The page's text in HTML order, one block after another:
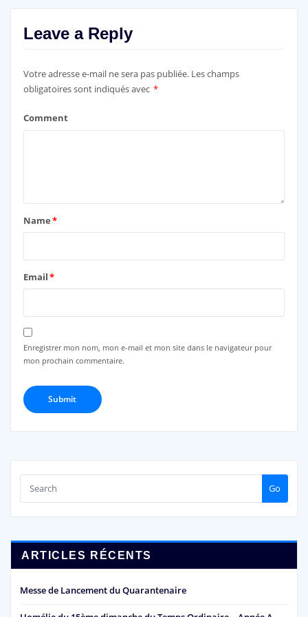
Leave a Reply
Votre adresse e-mail ne sera pas publiée. Les champs
obligatoires sont indiqués avec *
Comment
Name*
Email*
Enregistrer mon nom, mon e-mail et mon site dans le navigateur pour
mon prochain commentaire.
Go
ARTICLES RÉCENTS
Messe de Lancement du Quarantenaire